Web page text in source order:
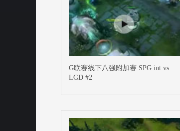
G联赛线下八强附加赛 SPG.int vs
LGD #2